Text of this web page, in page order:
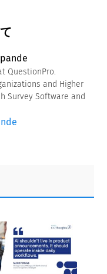
QuestionPro.
and Higher
Survey Software and